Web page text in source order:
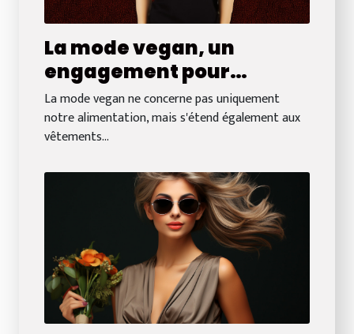
La mode vegan, un
engagement pour
l'environnement
La mode vegan ne concerne pas uniquement
notre alimentation, mais s'étend également aux
vêtements...